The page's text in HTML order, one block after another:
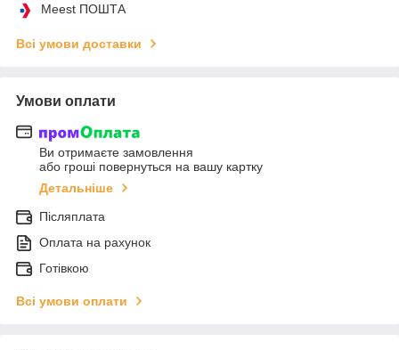
Meest ПОШТА
Всі умови доставки
Умови оплати
Ви отримаєте замовлення
або гроші повернуться на вашу картку
Детальніше
Післяплата
Оплата на рахунок
Готівкою
Всі умови оплати